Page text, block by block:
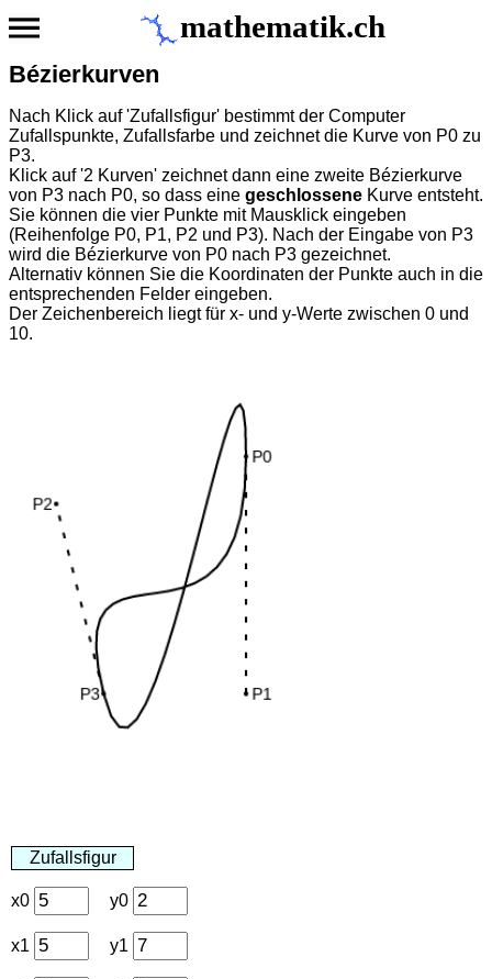
mathematik.ch
Bézierkurven
Nach Klick auf 'Zufallsfigur' bestimmt der Computer
Zufallspunkte, Zufallsfarbe und zeichnet die Kurve von P0 zu
P3.
Klick auf '2 Kurven' zeichnet dann eine zweite Bézierkurve
von P3 nach P0, so dass eine geschlossene Kurve entsteht.
Sie können die vier Punkte mit Mausklick eingeben
(Reihenfolge P0, P1, P2 und P3). Nach der Eingabe von P3
wird die Bézierkurve von P0 nach P3 gezeichnet.
Alternativ können Sie die Koordinaten der Punkte auch in die
entsprechenden Felder eingeben.
Der Zeichenbereich liegt für x- und y-Werte zwischen 0 und
10.
x0 y0
x1 y1